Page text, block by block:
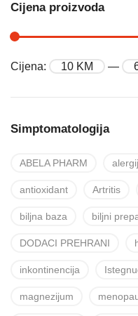
Cijena proizvoda
Cijena: 10 KM —
Simptomatologija
ABELA PHARM
antioxidant Artritis
biljna baza biljni
DODACI PREHRANI
inkontinencija
magnezijum